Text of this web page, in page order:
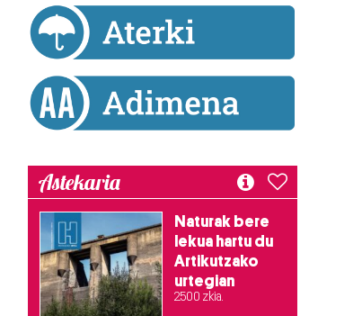
Astekaria
Naturak bere
lekua hartu du
Artikutzako
urtegian
2.500 zkia.